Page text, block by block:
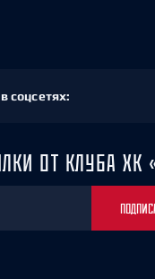
соцсетях:
ОТ КЛУБА ХК